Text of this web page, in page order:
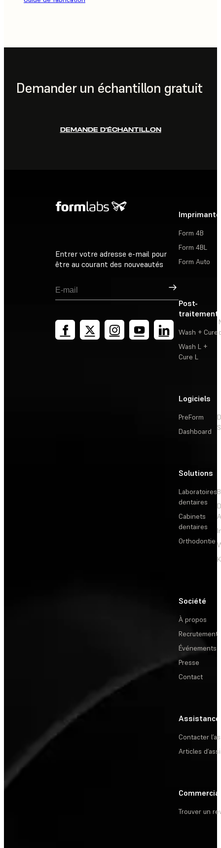
Demander un échantillon gratuit
DEMANDE D’ÉCHANTILLON
Entrer votre adresse e-mail pour
être au courant des nouveautés
Inscription
Form 4B
Form 4BL
Form Auto
Post-
traitement
Wash + Cure
Wash L +
Cure L
Logiciels
PreForm
Dashboard
Solutions
Laboratoires
dentaires
Cabinets
dentaires
Orthodontie
Société
À propos
Recrutement
Événements
Presse
Contact
Assistance
Contacter
Articles
Commercial
Trouver un